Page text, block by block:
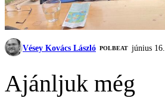
Vésey Kovács László ‎POLBEAT június 16.
Ajánljuk még